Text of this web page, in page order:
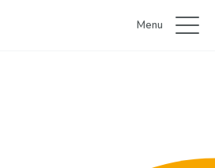
Menu